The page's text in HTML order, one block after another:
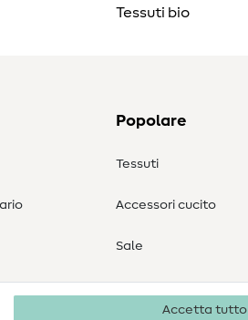
Tessuti bio
Popolare
Tessuti
Accessori cucito
Sale
Accetta tutto